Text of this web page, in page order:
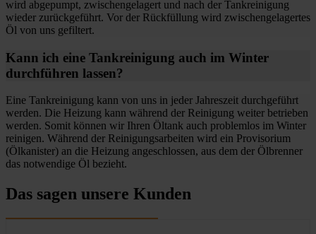
wird abgepumpt, zwischengelagert und nach der Tankreinigung
wieder zurückgeführt. Vor der Rückfüllung wird zwischengelagertes
Öl von uns gefiltert.
Kann ich eine Tankreinigung auch im Winter
durchführen lassen?
Eine Tankreinigung kann von uns in jeder Jahreszeit durchgeführt
werden. Die Heizung kann während der Reinigung weiter betrieben
werden. Somit können wir Ihren Öltank auch problemlos im Winter
reinigen. Während der Reinigungsarbeiten wird ein Provisorium
(Ölkanister) an die Heizung angeschlossen, aus dem der Ölbrenner
das notwendige Öl bezieht.
Das sagen unsere Kunden